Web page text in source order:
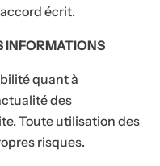
écrit.
INFORMATIONS
quant à
des
Toute utilisation des
risques.